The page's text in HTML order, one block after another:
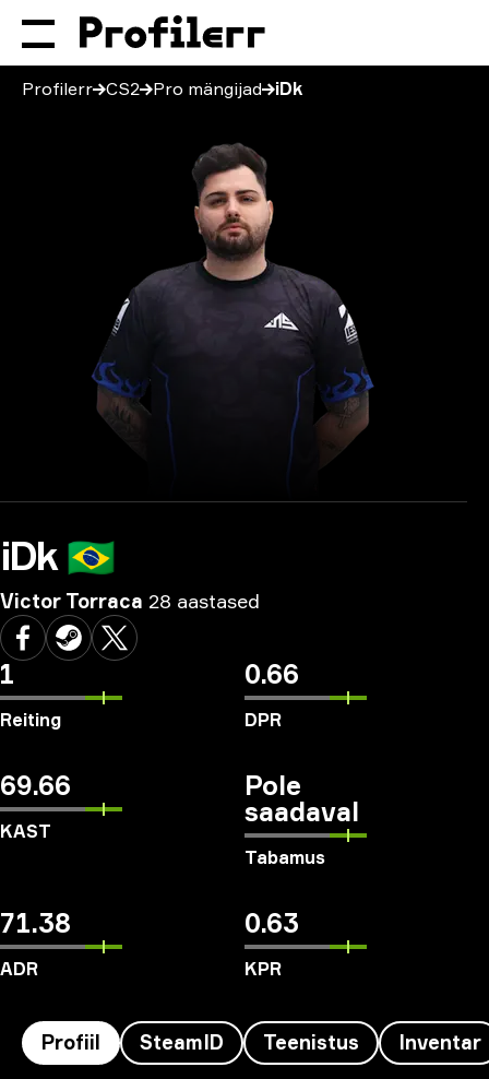
Profilerr CS2 Pro mängijad iDk
iDk 🇧🇷
Victor Torraca 28 aastased
1
Reiting
0.66
DPR
69.66
KAST
Pole
saadaval
Tabamus
71.38
ADR
0.63
KPR
Profiil SteamID Teenistus Inventar